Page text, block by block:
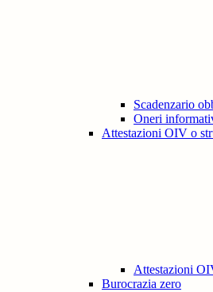
Scadenzario
Oneri
Attestazioni OIV o
Attestazioni
Burocrazia zero